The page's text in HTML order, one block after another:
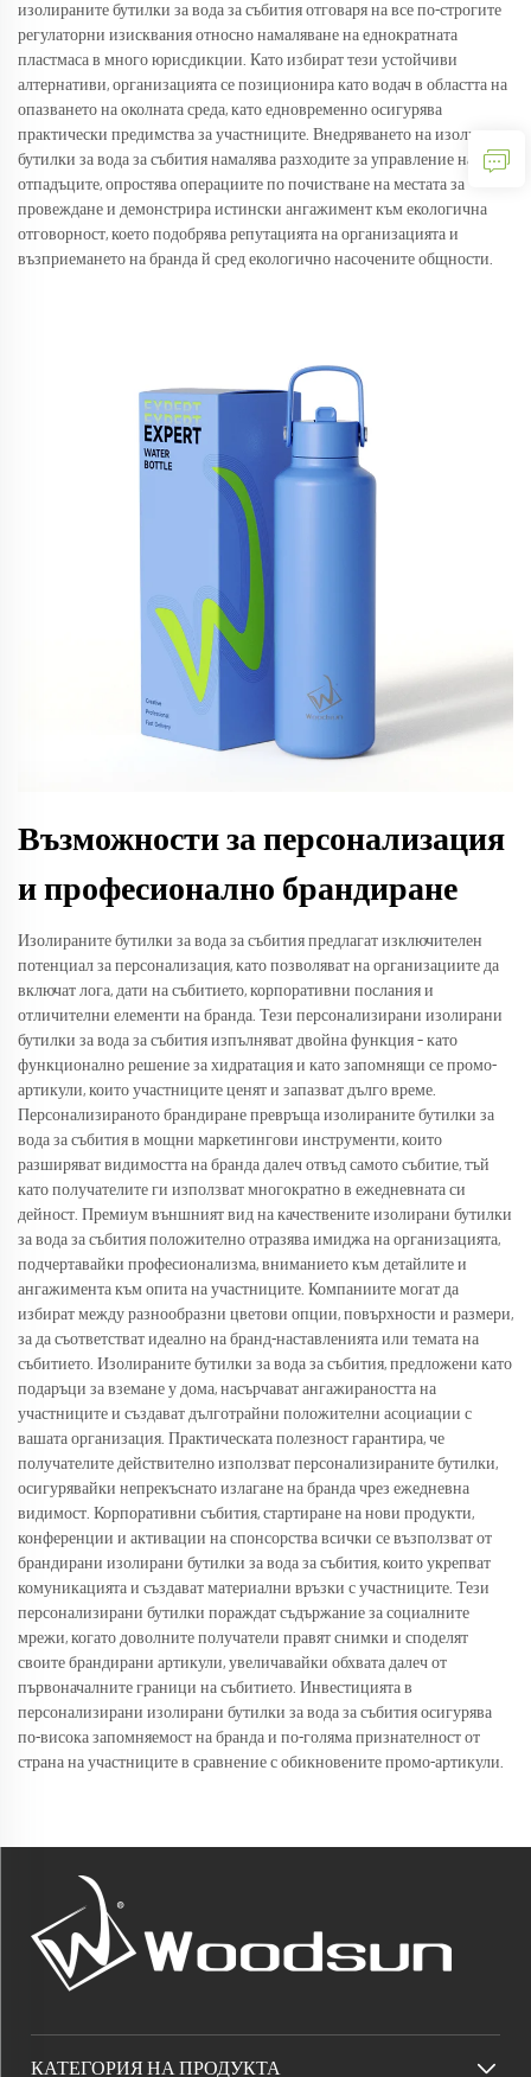
изолираните бутилки за вода за събития отговаря на все по-строгите
регулаторни изисквания относно намаляване на еднократната
пластмаса в много юрисдикции. Като избират тези устойчиви
алтернативи, организацията се позиционира като водач в областта на
опазването на околната среда, като едновременно осигурява
практически предимства за участниците. Внедряването на изолирани
бутилки за вода за събития намалява разходите за управление на
отпадъците, опростява операциите по почистване на местата за
провеждане и демонстрира истински ангажимент към екологична
отговорност, което подобрява репутацията на организацията и
възприемането на бранда й сред екологично насочените общности.
Възможности за персонализация
и професионално брандиране
Изолираните бутилки за вода за събития предлагат изключителен
потенциал за персонализация, като позволяват на организациите да
включат лога, дати на събитието, корпоративни послания и
отличителни елементи на бранда. Тези персонализирани изолирани
бутилки за вода за събития изпълняват двойна функция – като
функционално решение за хидратация и като запомнящи се промо-
артикули, които участниците ценят и запазват дълго време.
Персонализираното брандиране превръща изолираните бутилки за
вода за събития в мощни маркетингови инструменти, които
разширяват видимостта на бранда далеч отвъд самото събитие, тъй
като получателите ги използват многократно в ежедневната си
дейност. Премиум външният вид на качествените изолирани бутилки
за вода за събития положително отразява имиджа на организацията,
подчертавайки професионализма, вниманието към детайлите и
ангажимента към опита на участниците. Компаниите могат да
избират между разнообразни цветови опции, повърхности и размери,
за да съответстват идеално на бранд-наставленията или темата на
събитието. Изолираните бутилки за вода за събития, предложени като
подаръци за вземане у дома, насърчават ангажираността на
участниците и създават дълготрайни положителни асоциации с
вашата организация. Практическата полезност гарантира, че
получателите действително използват персонализираните бутилки,
осигурявайки непрекъснато излагане на бранда чрез ежедневна
видимост. Корпоративни събития, стартиране на нови продукти,
конференции и активации на спонсорства всички се възползват от
брандирани изолирани бутилки за вода за събития, които укрепват
комуникацията и създават материални връзки с участниците. Тези
персонализирани бутилки пораждат съдържание за социалните
мрежи, когато доволните получатели правят снимки и споделят
своите брандирани артикули, увеличавайки обхвата далеч от
първоначалните граници на събитието. Инвестицията в
персонализирани изолирани бутилки за вода за събития осигурява
по-висока запомняемост на бранда и по-голяма признателност от
страна на участниците в сравнение с обикновените промо-артикули.
КАТЕГОРИЯ НА ПРОДУКТА